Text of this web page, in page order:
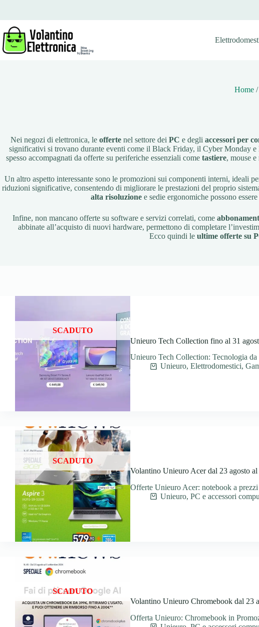
contenuto
Home
Nei negozi di elettronica, leoffertenel settore deiPC e degliaccessori per
significativi si trovano durante eventi come il Black Friday, il Cyber Monday
spesso accompagnati da offerte su periferiche essenziali cometastiere, mouse e
Un altro aspetto interessante sono le promozioni sui componenti interni, ideali
riduzioni significative, consentendo di migliorare le prestazioni del proprio
alta risoluzionee sedie ergonomiche possono
Infine, non mancano offerte su software e servizi correlati, come
abbinate all’acquisto di nuovi hardware, permettono di completare
Ecco quindi le ultime offerte su
SCADUTO
Unieuro Tech Collection fino al 31
Unieuro Tech Collection: Tecnologia
Unieuro, Elettrodomestici,
SCADUTO
Volantino Unieuro Acer dal 23 agosto al
Offerte Unieuro Acer: notebook a
Unieuro, PC e accessori
SCADUTO
Volantino Unieuro Chromebook dal 23
Offerta Unieuro: Chromebook in